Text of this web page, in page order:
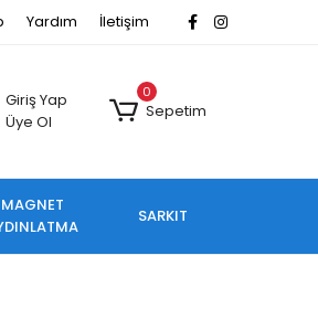
Yardım İletişim
Giriş Yap
Üye Ol
0
Sepetim
MAGNET
SARKIT